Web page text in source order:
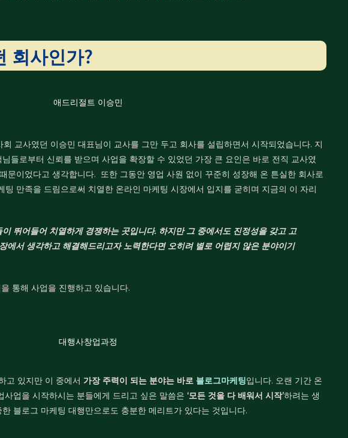
회사인가?
교사였던 이승민 대표님이 교사를 그만 두고 회사를 설립하면서 시작되었습니다. 지
들로부터 신뢰를 받으며 사업을 확장할 수 있었던 가장 큰 요인은 바로 전직 교사였
문이었다고 생각합니다. 또한 그동안 영업 사원 없이 꾸준히 성장해 온 튼실한 회사로
만족을 드림으로써 치열한 온라인 마케팅 시장에서 입지를 굳히며 지금의 이 자리
뛰어들어 치열하게 경쟁하는 곳입니다. 하지만 그 중에서도 진정성을 갖고 고
에서 생각하고 해결해드리고자 노력한다면 오히려 별로 어렵지 않은 분야이기
통해 사업을 진행하고 있습니다.
고 있지만 이 중에서 가장 주력이 되는 분야는 바로 블로그마케팅입니다. 오랜 기간 온
업을 시작하시는 분들에게 드리고 싶은 말씀은 ‘모든 것을 다 배워서 시작’하려는 생
블로그 마케팅 대행만으로도 충분한 메리트가 있다는 것입니다.